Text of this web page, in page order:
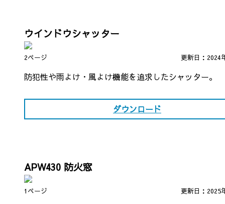
ウインドウシャッター
2ページ 更新日：2024
防犯性や雨よけ・風よけ機能を追求したシャッター。
ダウンロード
APW430 防火窓
1ページ 更新日：2025